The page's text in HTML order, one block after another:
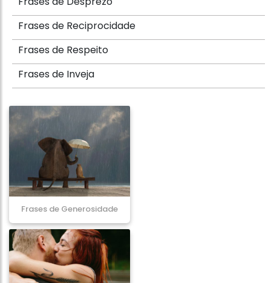
Frases de Reciprocidade
Frases de Respeito
Frases de Inveja
Frases de Generosidade